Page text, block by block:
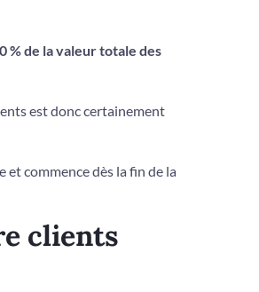
% de la valeur totale des
est donc certainement
et commence dès la fin de la
clients